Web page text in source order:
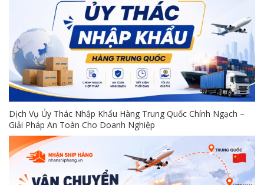
Dịch Vụ Ủy Thác Nhập Khẩu Hàng Trung Quốc Chính Ngạch –
Giải Pháp An Toàn Cho Doanh Nghiệp